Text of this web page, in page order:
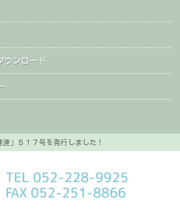
ウンロード
」５１７号を発行しました！